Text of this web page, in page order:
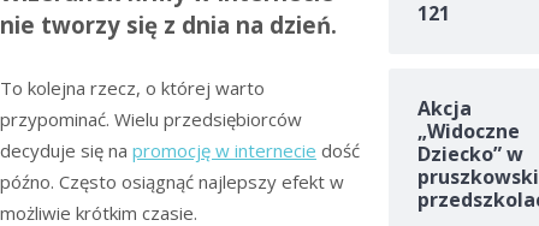
nie tworzy się z dnia na dzień.
To kolejna rzecz, o której warto
przypominać. Wielu przedsiębiorców
decyduje się na promocję w internecie dość
późno. Często osiągnąć najlepszy efekt w
możliwie krótkim czasie.
121
Akcja
„Widoczne
Dziecko” w